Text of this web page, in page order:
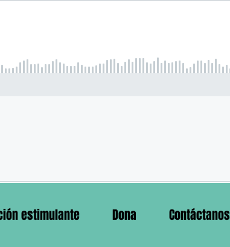
estimulante Dona Contáctanos